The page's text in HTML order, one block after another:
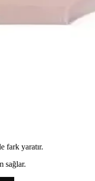
günlük kullanım için
fark yaratır.
sağlar.